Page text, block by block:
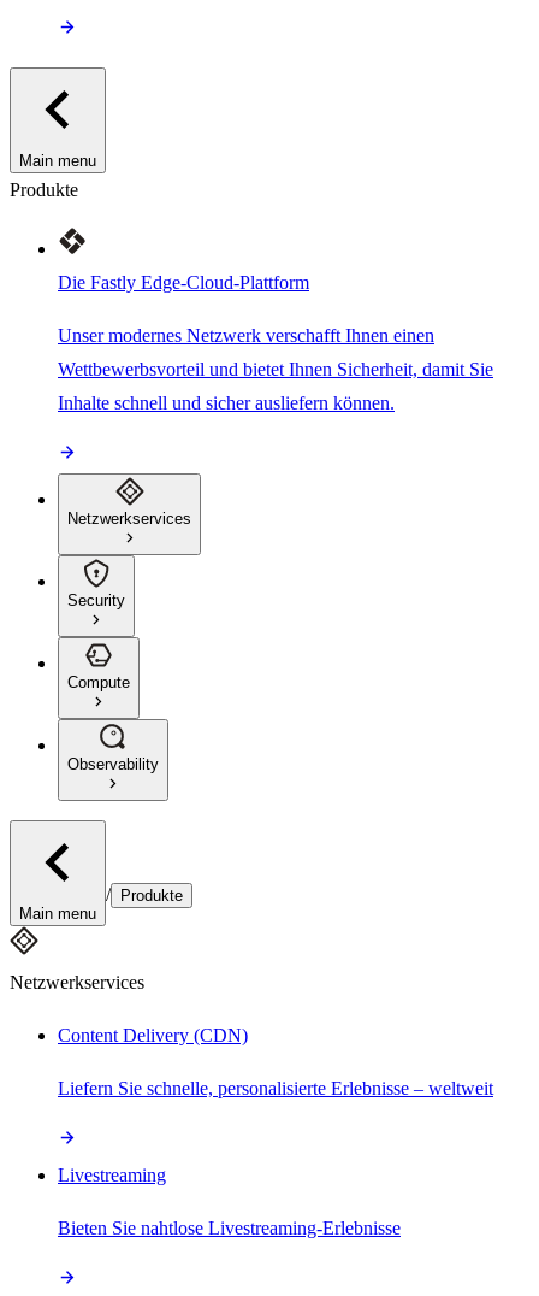
Main menu
Produkte
Die Fastly Edge-Cloud-Plattform
Unser modernes Netzwerk verschafft Ihnen einen
Wettbewerbsvorteil und bietet Ihnen Sicherheit, damit Sie
Inhalte schnell und sicher ausliefern können.
Netzwerkservices
Security
Compute
Observability
Main menu
/ Produkte
Netzwerkservices
Content Delivery (CDN)
Liefern Sie schnelle, personalisierte Erlebnisse – weltweit
Livestreaming
Bieten Sie nahtlose Livestreaming-Erlebnisse